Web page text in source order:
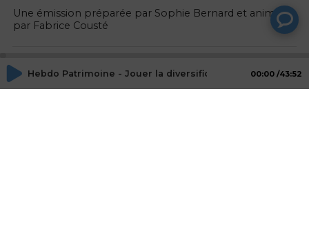
Une émission préparée par Sophie Bernard et animée
par Fabrice Cousté
Emission
Hebdo Patrimoine
Hebdo Patrimoine - Jouer la diversification à travers le
00:00 43:52